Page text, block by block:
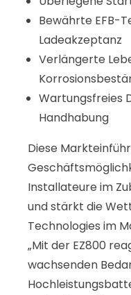
Bewährte EFB-
Ladeakzeptanz
Verlängerte
Wartungsfreies
Handhabung
Diese
Installateure im
und stärkt die
Technologies im
„Mit der EZ800
wachsenden